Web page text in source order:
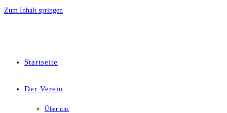
Zum Inhalt springen
Startseite
Der Verein
Über uns